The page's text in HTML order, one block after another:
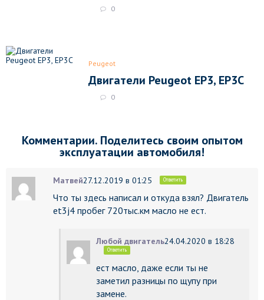
0
Peugeot
Двигатели Peugeot EP3, EP3C
0
Комментарии. Поделитесь своим опытом
эксплуатации автомобиля!
Матвей27.12.2019 в 01:25 Ответить
Что ты здесь написал и откуда взял? Двигатель
et3j4 пробег 720тыс.км масло не ест.
Любой двигатель24.04.2020 в 18:28
Ответить
ест масло, даже если ты не
заметил разницы по щупу при
замене.